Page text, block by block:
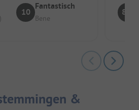
10
Fantastisch
Bene
8.8
&